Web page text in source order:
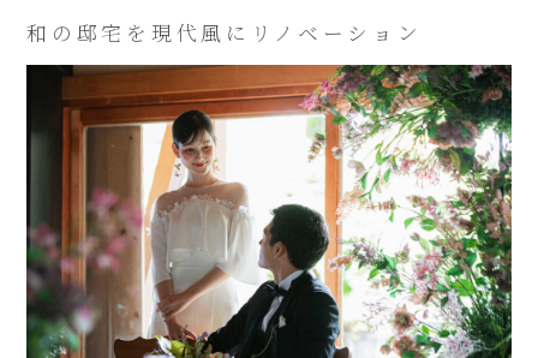
和の邸宅を現代風にリノベーション